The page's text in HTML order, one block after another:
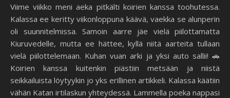
Viime viikko meni aeka pitkälti koirien kanssa toohutessa.
Kalassa ee keritty viikonloppuna käävä, vaekka se alunperin
oli suunnitelmissa. Samoin aarre jäe vielä piilottamatta
Kiuruvedelle, mutta ee hättee, kyllä niitä aarteita tullaan
vielä piilottelemaan. Kuhan vuan arki ja yksi auto sallii! 🚗
Koirien kanssa kuitenkin piästiin metsään ja niistä
seikkailuista löytyykin jo yks erillinen artikkeli. Kalassa käätiin
vähän Katan irtilaskun yhteydessä. Lammella poeka nappasi